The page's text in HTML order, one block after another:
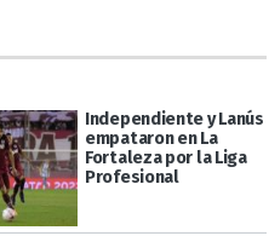
Independiente y Lanús
empataron en La
Fortaleza por la Liga
Profesional